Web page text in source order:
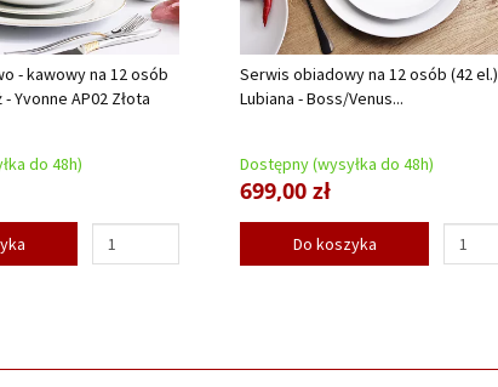
- kawowy na 12 osób
Yvonne AP02 Złota
do 48h)
Serwis obiadowy na 12 osób (42 el.)
Lubiana - Boss/Venus...
Dostępny (wysyłka do 48h)
699,00 zł
Do koszyka